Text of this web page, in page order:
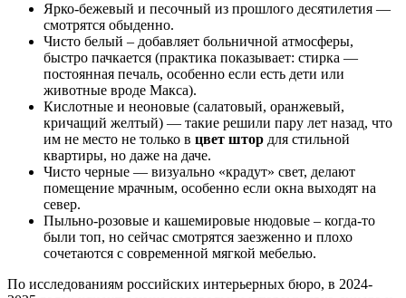
Ярко-бежевый и песочный из прошлого десятилетия —
смотрятся обыденно.
Чисто белый – добавляет больничной атмосферы,
быстро пачкается (практика показывает: стирка —
постоянная печаль, особенно если есть дети или
животные вроде Макса).
Кислотные и неоновые (салатовый, оранжевый,
кричащий желтый) — такие решили пару лет назад, что
им не место не только в цвет штор для стильной
квартиры, но даже на даче.
Чисто черные — визуально «крадут» свет, делают
помещение мрачным, особенно если окна выходят на
север.
Пыльно-розовые и кашемировые нюдовые – когда-то
были топ, но сейчас смотрятся заезженно и плохо
сочетаются с современной мягкой мебелью.
По исследованиям российских интерьерных бюро, в 2024-